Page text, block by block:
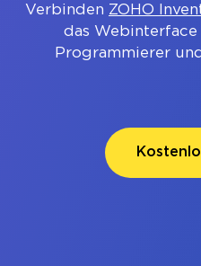
Verbinden ZOHO
das Webinterface
Programmierer